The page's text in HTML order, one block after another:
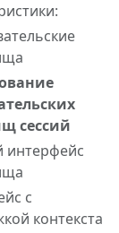
сессий
интерфейс
с
контекста